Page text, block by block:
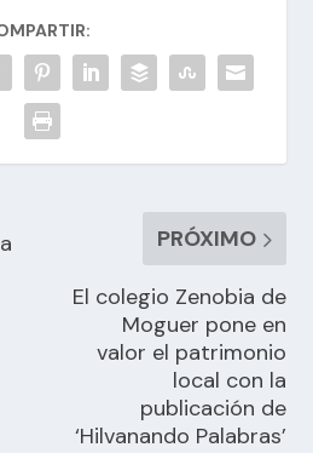
PRÓXIMO
El colegio Zenobia de
Moguer pone en
valor el patrimonio
local con la
publicación de
‘Hilvanando Palabras’